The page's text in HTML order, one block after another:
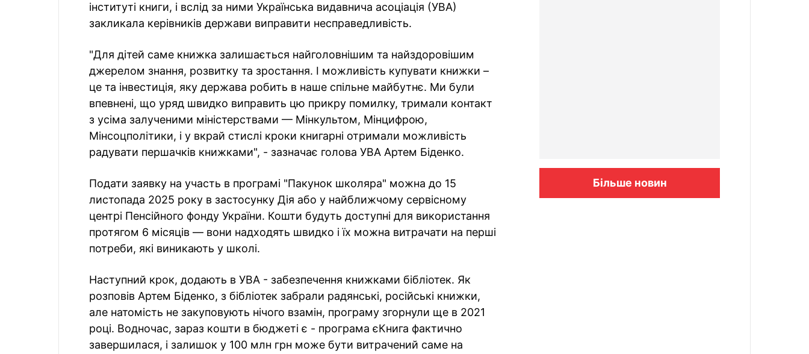
інституті книги, і вслід за ними Українська видавнича асоціація (УВА)
закликала керівників держави виправити несправедливість.
"Для дітей саме книжка залишається найголовнішим та найздоровішим
джерелом знання, розвитку та зростання. І можливість купувати книжки –
це та інвестиція, яку держава робить в наше спільне майбутнє. Ми були
впевнені, що уряд швидко виправить цю прикру помилку, тримали контакт
з усіма залученими міністерствами — Мінкультом, Мінцифрою,
Мінсоцполітики, і у вкрай стислі кроки книгарні отримали можливість
радувати першачків книжками", - зазначає голова УВА Артем Біденко.
Подати заявку на участь в програмі "Пакунок школяра" можна до 15
листопада 2025 року в застосунку Дія або у найближчому сервісному
центрі Пенсійного фонду України. Кошти будуть доступні для використання
протягом 6 місяців — вони надходять швидко і їх можна витрачати на перші
потреби, які виникають у школі.
Наступний крок, додають в УВА - забезпечення книжками бібліотек. Як
розповів Артем Біденко, з бібліотек забрали радянські, російські книжки,
але натомість не закуповують нічого взамін, програму згорнули ще в 2021
році. Водночас, зараз кошти в бюджеті є - програма єКнига фактично
завершилася, і залишок у 100 млн грн може бути витрачений саме на
Більше новин